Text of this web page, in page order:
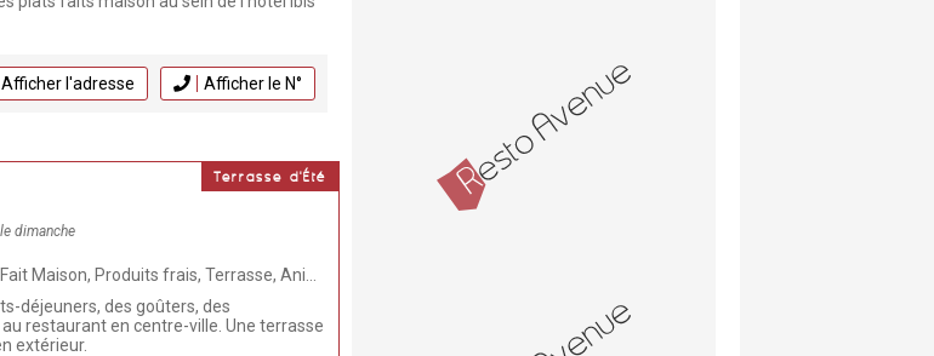
Afficher l'adresse Afficher le N°
Terrasse d'Été
dimanche
Animaux bienvenus, Repas de groupe, Cuisine française, Végétarien, Café
déjeuners, des goûters, des
restaurant en centre-ville. Une terrasse
extérieur.